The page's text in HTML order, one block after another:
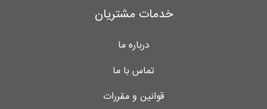
خدمات مشتریان
درباره ما
تماس با ما
قوانین و مقررات